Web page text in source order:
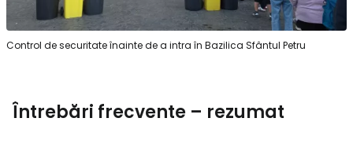
Control de securitate înainte de a intra în Bazilica Sfântul Petru
Întrebări frecvente – rezumat